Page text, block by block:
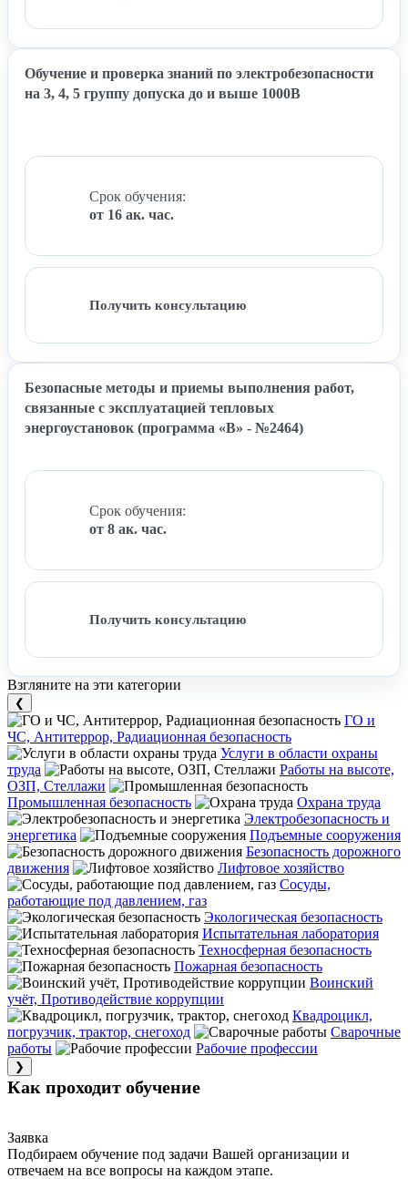
Обучение и проверка знаний по электробезопасности
на 3, 4, 5 группу допуска до и выше 1000В
Срок обучения:
от 16 ак. час.
Получить консультацию
Безопасные методы и приемы выполнения работ,
связанные с эксплуатацией тепловых
энергоустановок (программа «В» - №2464)
Срок обучения:
от 8 ак. час.
Получить консультацию
Взгляните на эти категории
❮
ГО и
ЧС, Антитеррор, Радиационная безопасность
Услуги в области охраны
труда
Работы на высоте,
ОЗП, Стеллажи
Промышленная безопасность
Охрана труда
Электробезопасность и
энергетика
Подъемные сооружения
Безопасность дорожного
движения
Лифтовое хозяйство
Сосуды,
работающие под давлением, газ
Экологическая безопасность
Испытательная лаборатория
Техносферная безопасность
Пожарная безопасность
Воинский
учёт, Противодействие коррупции
Квадроцикл,
погрузчик, трактор, снегоход
Сварочные
работы
Рабочие профессии
❯
Как проходит обучение
Заявка
Подбираем обучение под задачи Вашей организации и
отвечаем на все вопросы на каждом этапе.